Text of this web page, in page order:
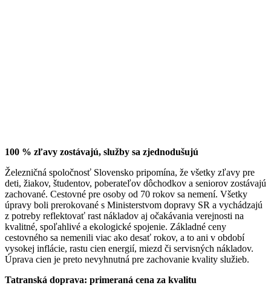
100 % zľavy zostávajú, služby sa zjednodušujú
Železničná spoločnosť Slovensko pripomína, že všetky zľavy pre
deti, žiakov, študentov, poberateľov dôchodkov a seniorov zostávajú
zachované. Cestovné pre osoby od 70 rokov sa nemení. Všetky
úpravy boli prerokované s Ministerstvom dopravy SR a vychádzajú
z potreby reflektovať rast nákladov aj očakávania verejnosti na
kvalitné, spoľahlivé a ekologické spojenie. Základné ceny
cestovného sa nemenili viac ako desať rokov, a to ani v období
vysokej inflácie, rastu cien energií, miezd či servisných nákladov.
Úprava cien je preto nevyhnutná pre zachovanie kvality služieb.
Tatranská doprava: primeraná cena za kvalitu